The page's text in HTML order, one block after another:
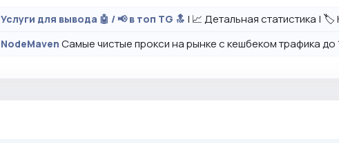
Услуги для вывода 🤖 / 📢 в топ TG 🔝 | 📈 Детальная статистика |
NodeMaven Самые чистые прокси на рынке с кешбеком трафика до